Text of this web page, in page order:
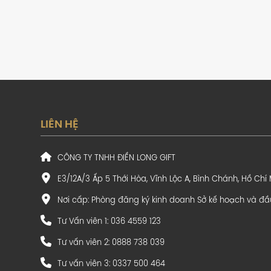
LIÊN HỆ
CÔNG TY TNHH ĐIỀN LONG GIFT
E3/12A/3 Ấp 5 Thới Hòa, Vĩnh Lộc A, Bình Chánh, Hồ Chí
Nơi cấp: Phòng đăng ký kinh doanh Sở kế hoạch và
Tư Vấn viên 1: 036 4559 123
Tư vấn viên 2: 0888 738 039
Tư vấn viên 3: 0337 500 464